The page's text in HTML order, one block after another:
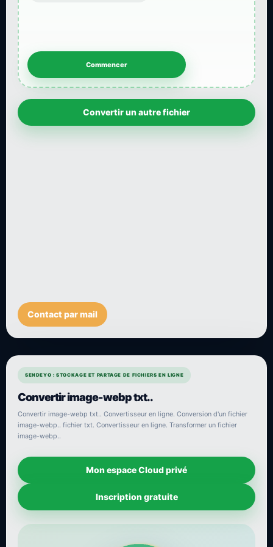
Convertir un autre fichier
Contact par mail
SENDEYO : STOCKAGE ET PARTAGE DE FICHIERS EN LIGNE
Convertir image-webp txt..
Convertir image-webp txt.. Convertisseur en ligne. Conversion d'un fichier
image-webp.. fichier txt. Convertisseur en ligne. Transformer un fichier
image-webp..
Mon espace Cloud privé
Inscription gratuite